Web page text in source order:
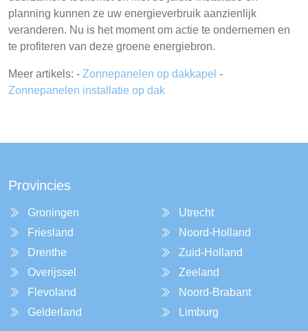
planning kunnen ze uw energieverbruik aanzienlijk
veranderen. Nu is het moment om actie te ondernemen en
te profiteren van deze groene energiebron.
Meer artikels: - Zonnepanelen op dakkapel -
Zonnepanelen installatie op dak
Provincies
Groningen
Friesland
Drenthe
Overijssel
Flevoland
Gelderland
Utrecht
Noord-Holland
Zuid-Holland
Zeeland
Noord-Brabant
Limburg